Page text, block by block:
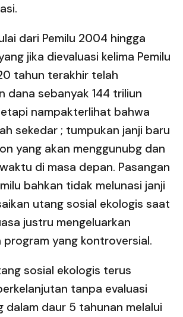
dari Pemilu 2004 hingga
jika dievaluasi kelima Pemilu
tahun terakhir telah
dana sebanyak 144 triliun
nampakterlihat bahwa
sekedar ; tumpukan janji baru
yang akan menggunubg dan
di masa depan. Pasangan
bahkan tidak melunasi janji
utang sosial ekologis saat
justru mengeluarkan
program yang kontroversial.
sosial ekologis terus
tanpa evaluasi
dalam daur 5 tahunan melalui